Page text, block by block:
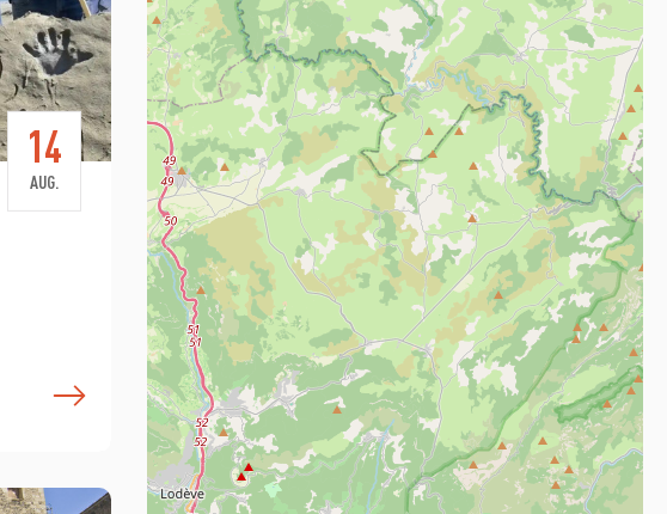
14
AUG.
En savoir plus